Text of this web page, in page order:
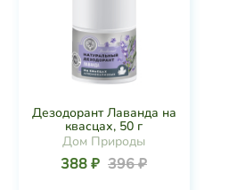
Дезодорант Лаванда на
квасцах, 50 г
Дом Природы
388 ₽ 396 ₽